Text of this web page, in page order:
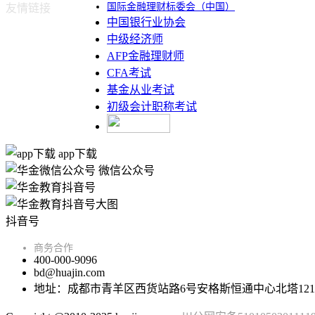
友情链接 国际金融理财标委会（中国）
中国银行业协会
中级经济师
AFP金融理财师
CFA考试
基金从业考试
初级会计职称考试
app下载
微信公众号
抖音号
商务合作
400-000-9096
bd@huajin.com
地址：成都市青羊区西货站路6号安格斯恒通中心北塔